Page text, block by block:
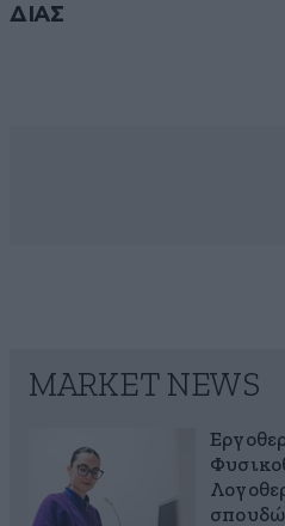
ΔΙΑΣ
MARKET NEWS